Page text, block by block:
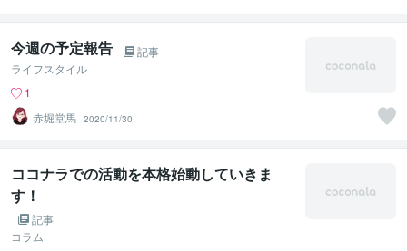
今週の予定報告
記事
ライフスタイル
1
赤堀堂馬 2020/11/30
ココナラでの活動を本格始動していきま
す！
記事
コラム